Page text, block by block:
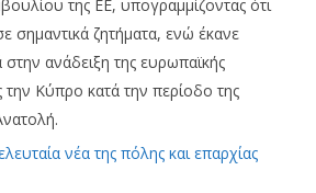
της ΕΕ, υπογραμμίζοντας ότι
σημαντικά ζητήματα, ενώ έκανε
στην ανάδειξη της ευρωπαϊκής
Κύπρο κατά την περίοδο της
νέα της πόλης και επαρχίας